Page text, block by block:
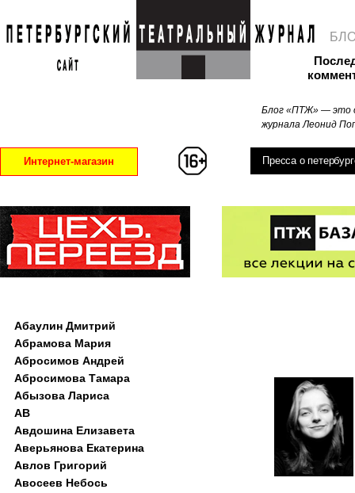
Блог «ПТЖ» — это
журнала Леонид
Интернет-магазин Пресса о
Абаулин Дмитрий
Абрамова Мария
Абросимов Андрей
Абросимова Тамара
Абызова Лариса
АВ
Авдошина Елизавета
Аверьянова Екатерина
Авлов Григорий
Авосеев Небось